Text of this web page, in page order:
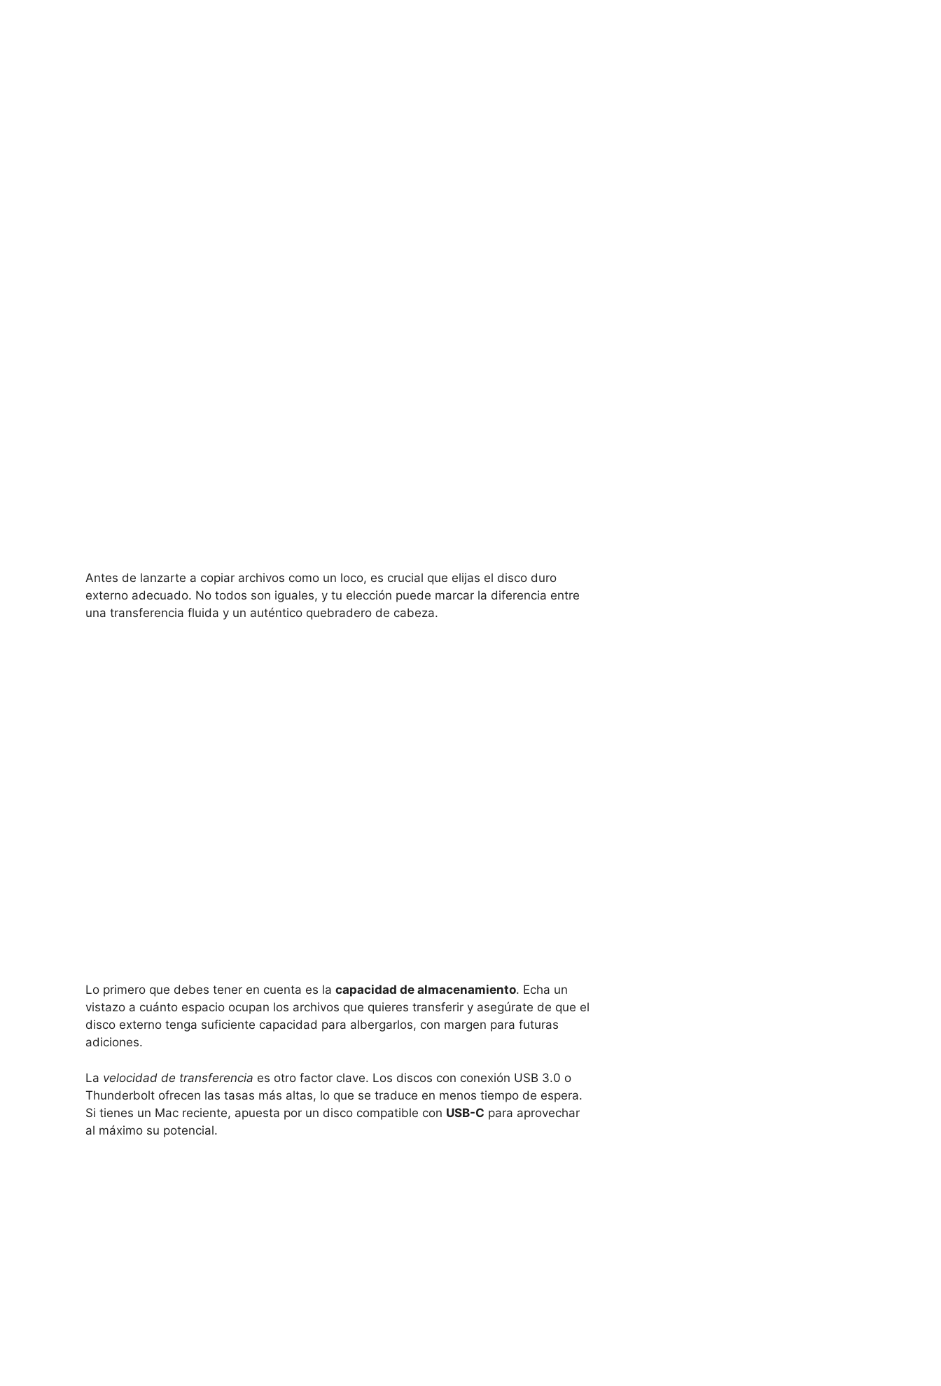
Antes de lanzarte a copiar archivos como un loco, es crucial que elijas el disco duro
externo adecuado. No todos son iguales, y tu elección puede marcar la diferencia entre
una transferencia fluida y un auténtico quebradero de cabeza.
Lo primero que debes tener en cuenta es la capacidad de almacenamiento. Echa un
vistazo a cuánto espacio ocupan los archivos que quieres transferir y asegúrate de que el
disco externo tenga suficiente capacidad para albergarlos, con margen para futuras
adiciones.
La velocidad de transferencia es otro factor clave. Los discos con conexión USB 3.0 o
Thunderbolt ofrecen las tasas más altas, lo que se traduce en menos tiempo de espera.
Si tienes un Mac reciente, apuesta por un disco compatible con USB-C para aprovechar
al máximo su potencial.